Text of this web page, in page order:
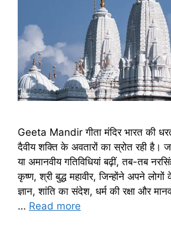
Geeta Mandir गीता मंदिर भारत की
दैवीय शक्ति के अवतारों का स्रोत रही है।
या अमानवीय गतिविधियां बढ़ीं, तब-तब
कृष्ण, श्री बुद्ध महावीर, जिन्होंने अपने
ज्ञान, शांति का संदेश, धर्म की रक्षा और
… Read more